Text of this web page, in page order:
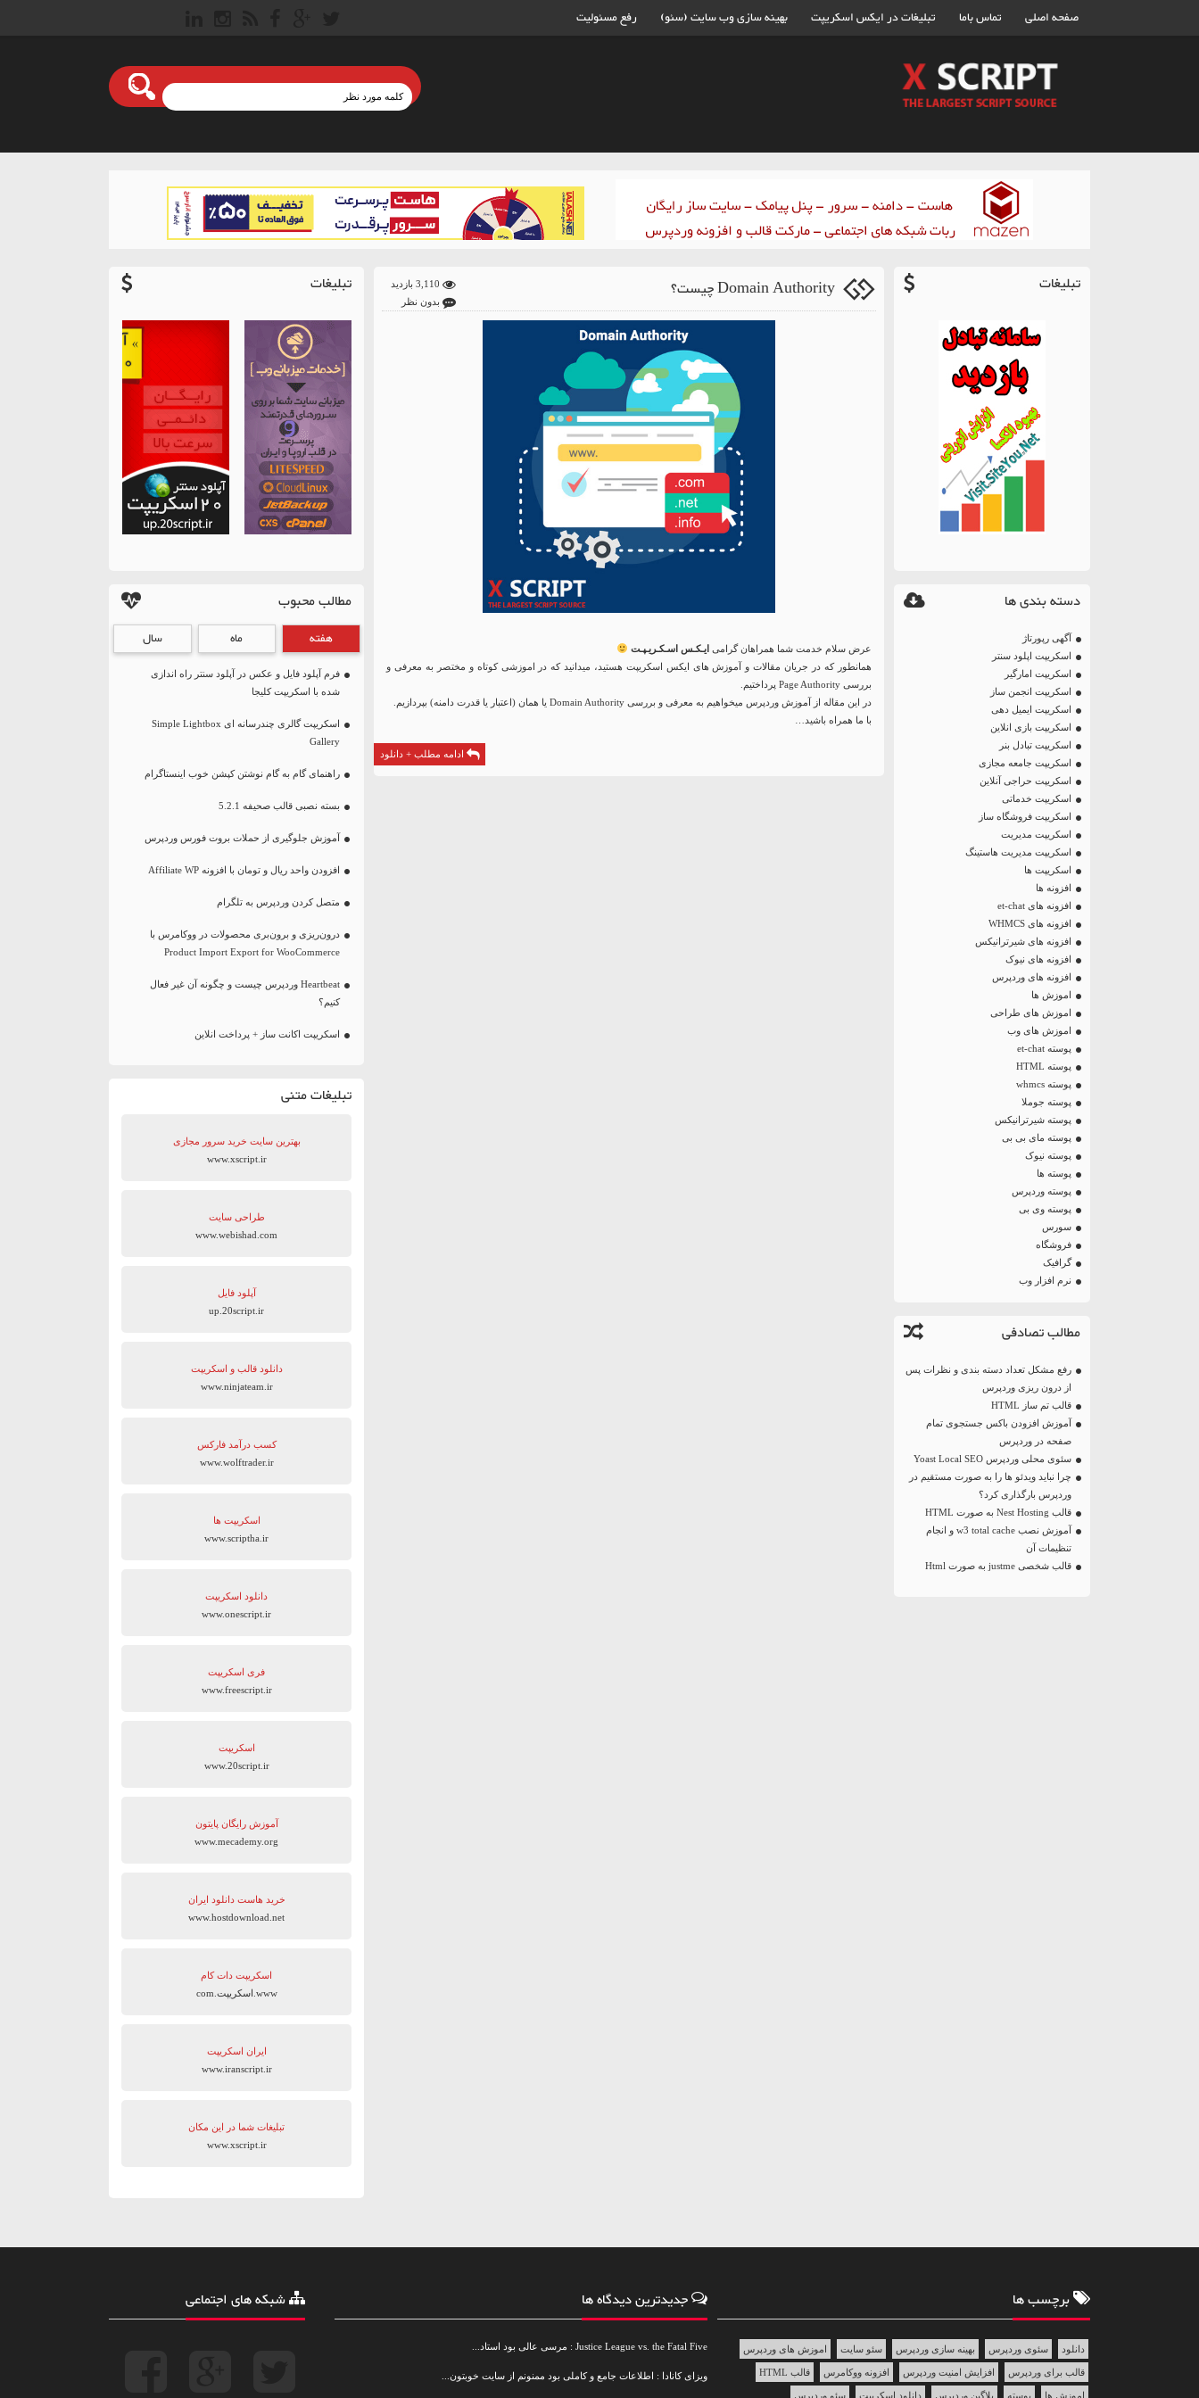
صفحه اصلی تماس باما تبلیغات در ایکس اسکریپت بهینه سازی وب سایت (سئو) رفع مسئولیت
تبلیغات
دسته بندی ها
آگهی رپورتاژ
اسکریپت اپلود سنتر
اسکریپت امارگیر
اسکریپت انجمن ساز
اسکریپت ایمیل دهی
اسکریپت بازی انلاین
اسکریپت تبادل بنر
اسکریپت جامعه مجازی
اسکریپت حراجی آنلاین
اسکریپت خدماتی
اسکریپت فروشگاه ساز
اسکریپت مدیریت
اسکریپت مدیریت هاستینگ
اسکریپت ها
افزونه ها
افزونه های et-chat
افزونه های WHMCS
افزونه های شیرترانیکس
افزونه های نیوک
افزونه های وردپرس
اموزش ها
اموزش های طراحی
اموزش های وب
پوسته et-chat
پوسته HTML
پوسته whmcs
پوسته جوملا
پوسته شیرترانیکس
پوسته مای بی بی
پوسته نیوک
پوسته ها
پوسته وردپرس
پوسته وی بی
سورس
فروشگاه
گرافیک
نرم افزار وب
مطالب تصادفی
رفع مشکل تعداد دسته بندی و نظرات پس
از درون ریزی وردپرس
قالب تم ساز HTML
آموزش افزودن باکس جستجوی تمام
صفحه در وردپرس
سئوی محلی وردپرس Yoast Local SEO
چرا نباید ویدئو ها را به صورت مستقیم در
وردپرس بارگذاری کرد؟
قالب Nest Hosting به صورت HTML
آموزش نصب w3 total cache و انجام
تنظیمات آن
قالب شخصی justme به صورت Html
Domain Authority چیست؟
بدون نظر
عرض سلام خدمت شما همراهان گرامی ایـکـس اسـکـریـپـت
همانطور که در جریان مقالات و آموزش های ایکس اسکریپت هستید، میدانید که در اموزشی کوتاه و مختصر به معرفی و
بررسی Page Authority پرداختیم.
در این مقاله از آموزش وردپرس میخواهیم به معرفی و بررسی Domain Authority یا همان (اعتبار یا قدرت دامنه) بپردازیم.
با ما همراه باشید…
ادامه مطلب + دانلود
تبلیغات
مطالب محبوب
هفته ماه سال
فرم آپلود فایل و عکس در آپلود سنتر راه اندازی
شده با اسکریپت کلیجا
اسکریپت گالری چندرسانه ای Simple Lightbox
Gallery
راهنمای گام به گام نوشتن کپشن خوب اینستاگرام
بسته نصبی قالب صحیفه 5.2.1
آموزش جلوگیری از حملات بروت فورس وردپرس
افزودن واحد ریال و تومان با افزونه Affiliate WP
متصل کردن وردپرس به تلگرام
درون‌ریزی و برون‌بری محصولات در ووکامرس با
Product Import Export for WooCommerce
Heartbeat وردپرس چیست و چگونه آن غیر فعال
کنیم؟
اسکریپت اکانت ساز + پرداخت انلاین
تبلیغات متنی
بهترین سایت‌ خرید سرور مجازی
www.xscript.ir
طراحی سایت
www.webishad.com
آپلود فایل
up.20script.ir
دانلود قالب و اسکریپت
www.ninjateam.ir
کسب درآمد فارکس
www.wolftrader.ir
اسکریپت ها
www.scriptha.ir
دانلود اسکریپت
www.onescript.ir
فری اسکریپت
www.freescript.ir
اسکریپت
www.20script.ir
آموزش رایگان پایتون
www.mecademy.org
خرید هاست دانلود ایران
www.hostdownload.net
اسکریپت دات کام
www.اسکریپت.com
ایران اسکریپت
www.iranscript.ir
تبلیغات شما در این مکان
www.xscript.ir
شبکه های اجتماعی جدیدترین دیدگاه ها
Justice League vs. the Fatal Five : مرسی عالی بود استاد...
ویزای کانادا : اطلاعات جامع و کاملی بود ممنونم از سایت خوبتون...
برچسب ها
دانلود سئوی وردپرس بهینه سازی وردپرس سئو سایت اموزش های وردپرس
قالب برای وردپرس افزایش امنیت وردپرس افزونه ووکامرس قالب HTML
اموزش ها پوسته پلاگین وردپرس دانلود اسکریپت سئو وردپرس